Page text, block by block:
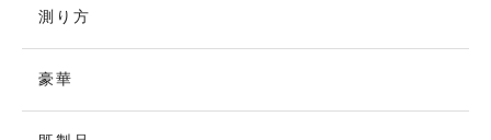
測り方
豪華